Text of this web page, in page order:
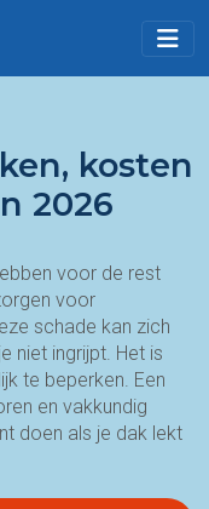
kosten
2026
voor de rest
voor
schade kan zich
niet ingrijpt. Het is
te beperken. Een
en vakkundig
doen als je dak lekt